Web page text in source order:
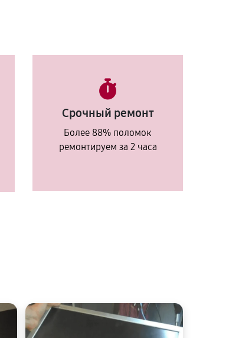
Срочный ремонт
Более 88% поломок
ремонтируем за 2 часа